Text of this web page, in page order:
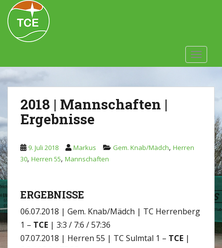
Skip to main content
2018 | Mannschaften |
Ergebnisse
9. Juli 2018 Markus Gem. Knab/Mädch, Herren
30, Herren 55, Mannschaften
ERGEBNISSE
06.07.2018 | Gem. Knab/Mädch | TC Herrenberg
1 – TCE | 3:3 / 7:6 / 57:36
07.07.2018 | Herren 55 | TC Sulmtal 1 – TCE |